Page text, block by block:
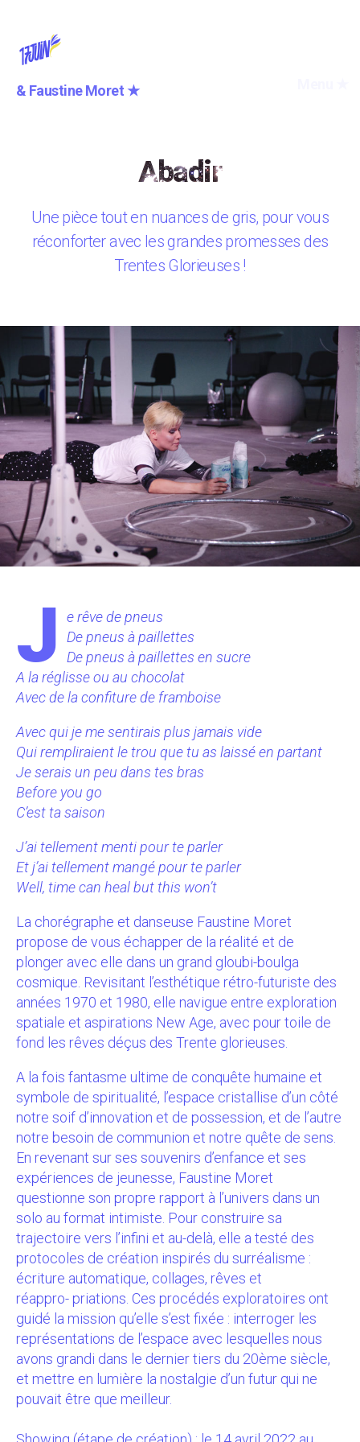
Compagnie
du
& Faustine Moret ★
Abadir
Une pièce tout en nuances de gris, pour vous
réconforter avec les grandes promesses des
Trentes Glorieuses !
J
e rêve de pneus
De pneus à paillettes
De pneus à paillettes en sucre
A la réglisse ou au chocolat
Avec de la confiture de framboise
Avec qui je me sentirais plus jamais vide
Qui rempliraient le trou que tu as laissé en partant
Je serais un peu dans tes bras
Before you go
C’est ta saison
J’ai tellement menti pour te parler
Et j’ai tellement mangé pour te parler
Well, time can heal but this won’t
La chorégraphe et danseuse Faustine Moret
propose de vous échapper de la réalité et de
plonger avec elle dans un grand gloubi-boulga
cosmique. Revisitant l’esthétique rétro-futuriste des
années 1970 et 1980, elle navigue entre exploration
spatiale et aspirations New Age, avec pour toile de
fond les rêves déçus des Trente glorieuses.
A la fois fantasme ultime de conquête humaine et
symbole de spiritualité, l’espace cristallise d’un côté
notre soif d’innovation et de possession, et de l’autre
notre besoin de communion et notre quête de sens.
En revenant sur ses souvenirs d’enfance et ses
expériences de jeunesse, Faustine Moret
questionne son propre rapport à l’univers dans un
solo au format intimiste. Pour construire sa
trajectoire vers l’infini et au-delà, elle a testé des
protocoles de création inspirés du surréalisme :
écriture automatique, collages, rêves et
réappro- priations. Ces procédés exploratoires ont
guidé la mission qu’elle s’est fixée : interroger les
représentations de l’espace avec lesquelles nous
avons grandi dans le dernier tiers du 20ème siècle,
et mettre en lumière la nostalgie d’un futur qui ne
pouvait être que meilleur.